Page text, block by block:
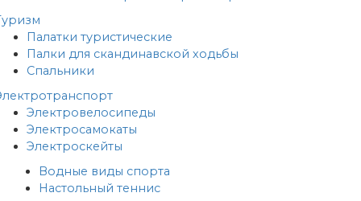
Палатки туристические
Палки для скандинавской ходьбы
Спальники
Электровелосипеды
Электросамокаты
Электроскейты
Водные виды спорта
Настольный теннис